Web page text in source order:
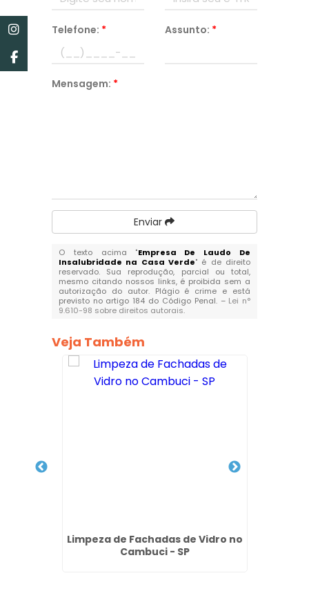
Telefone: * Assunto: *
Mensagem: *
Enviar
O texto acima "Empresa De Laudo De
Insalubridade na Casa Verde" é de direito
reservado. Sua reprodução, parcial ou total,
mesmo citando nossos links, é proibida sem a
autorização do autor. Plágio é crime e está
previsto no artigo 184 do Código Penal. – Lei n°
9.610-98 sobre direitos autorais.
Veja Também
Limpeza de Fachadas de Vidro no
Cambuci - SP